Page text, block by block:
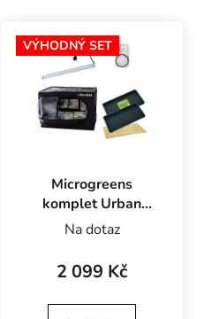
VÝHODNÝ SET
Microgreens
komplet Urban
Small Basic,
Na dotaz
2 099 Kč